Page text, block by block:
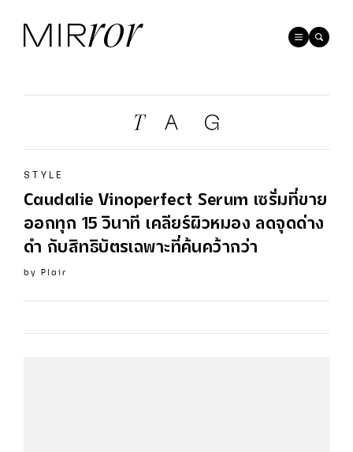
STYLE
Caudalie Vinoperfect Serum เซรั่มที่ขาย
ออกทุก 15 วินาที เคลียร์ผิวหมอง ลดจุดด่าง
ดำ กับสิทธิบัตรเฉพาะที่ค้นคว้ากว่า
by Plair